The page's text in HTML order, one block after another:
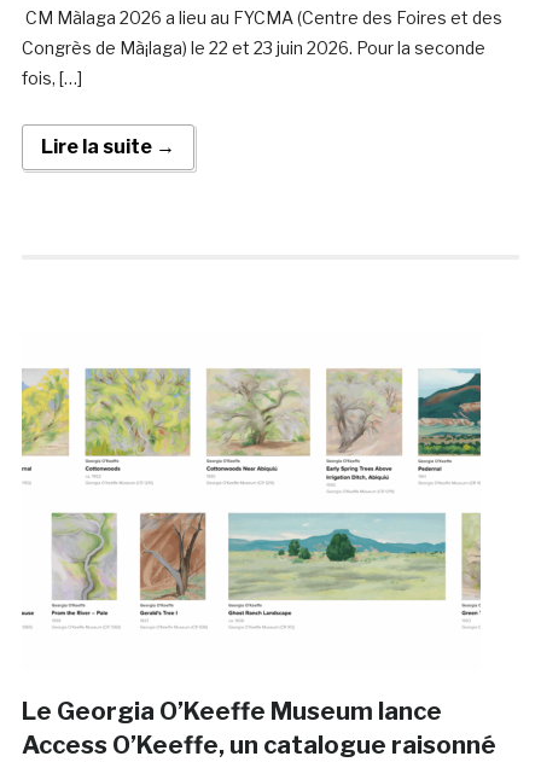
CM Màlaga 2026 a lieu au FYCMA (Centre des Foires et des
Congrès de Mà¡laga) le 22 et 23 juin 2026. Pour la seconde
fois, […]
Lire la suite →
Le Georgia O’Keeffe Museum lance
Access O’Keeffe, un catalogue raisonné